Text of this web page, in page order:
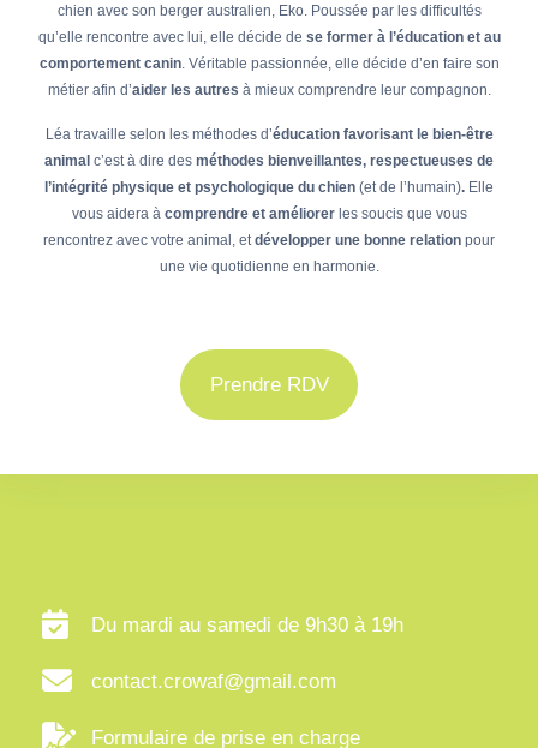
chien avec son berger australien, Eko. Poussée par les difficultés
qu’elle rencontre avec lui, elle décide de se former à l’éducation et au
comportement canin. Véritable passionnée, elle décide d’en faire son
métier afin d’aider les autres à mieux comprendre leur compagnon.
Léa travaille selon les méthodes d’éducation favorisant le bien-être
animal c’est à dire des méthodes bienveillantes, respectueuses de
l’intégrité physique et psychologique du chien (et de l’humain). Elle
vous aidera à comprendre et améliorerles soucis que vous
rencontrez avec votre animal, etdévelopper une bonne relation pour
une vie quotidienne en harmonie.
Prendre RDV
Du mardi au samedi de 9h30 à 19h
contact.crowaf@gmail.com
Formulaire de prise en charge